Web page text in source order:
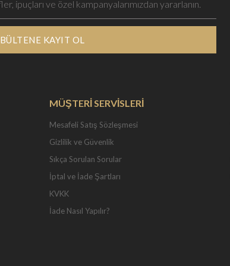
BÜLTENE KAYIT OL
MÜŞTERİ SERVİSLERİ
Mesafeli Satış Sözleşmesi
Gizlilik ve Güvenlik
Sıkça Sorulan Sorular
İptal ve İade Şartları
KVKK
İade Nasıl Yapılır?